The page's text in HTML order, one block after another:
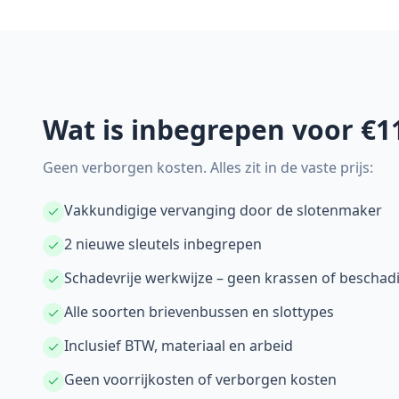
Wat is inbegrepen voor
Geen verborgen kosten. Alles zit in de vaste prijs:
Vakkundigige vervanging door de slotenmaker
2 nieuwe sleutels inbegrepen
Schadevrije werkwijze – geen krassen of
Alle soorten brievenbussen en slottypes
Inclusief BTW, materiaal en arbeid
Geen voorrijkosten of verborgen kosten